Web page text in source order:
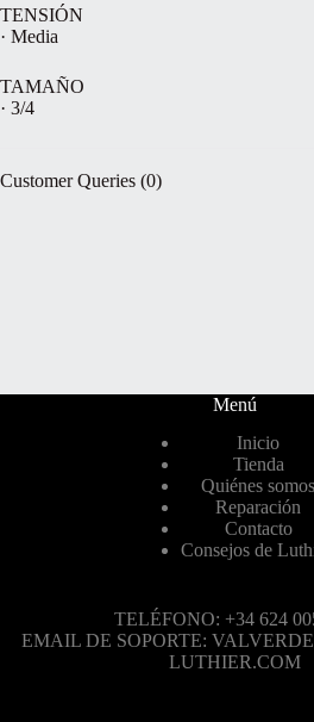
TENSIÓN
· Media
TAMAÑO
· 3/4
Customer Queries (0)
Menú
Inicio
Tienda
Quiénes somos
Reparación
Contacto
Consejos de
TELÉFONO: +34 624
EMAIL DE SOPORTE:
LUTHIER.COM